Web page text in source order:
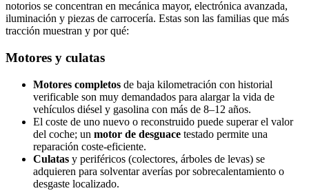
notorios se concentran en mecánica mayor, electrónica avanzada,
iluminación y piezas de carrocería. Estas son las familias que más
tracción muestran y por qué:
Motores y culatas
Motores completos de baja kilometración con historial
verificable son muy demandados para alargar la vida de
vehículos diésel y gasolina con más de 8–12 años.
El coste de uno nuevo o reconstruido puede superar el valor
del coche; un motor de desguace testado permite una
reparación coste-eficiente.
Culatas y periféricos (colectores, árboles de levas) se
adquieren para solventar averías por sobrecalentamiento o
desgaste localizado.